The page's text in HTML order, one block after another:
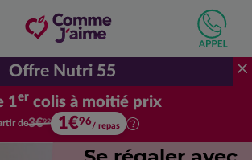
Offre Nutri 55
1er colis à moitié prix
Votre premier colis à moitié prix.
de3€92 1€96/ repas